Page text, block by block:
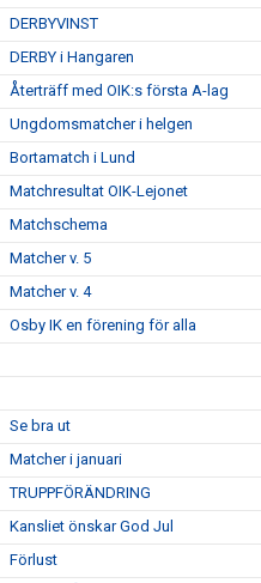
DERBYVINST
DERBY i Hangaren
Återträff med OIK:s första A-lag
Ungdomsmatcher i helgen
Bortamatch i Lund
Matchresultat OIK-Lejonet
Matchschema
Matcher v. 5
Matcher v. 4
Osby IK en förening för alla
Se bra ut
Matcher i januari
TRUPPFÖRÄNDRING
Kansliet önskar God Jul
Förlust